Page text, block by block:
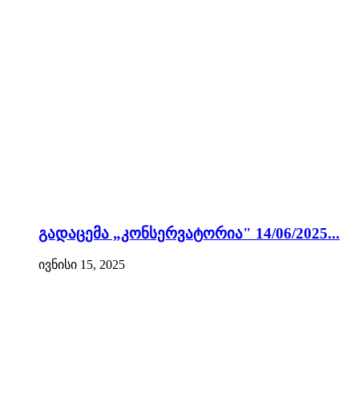
გადაცემა „კონსერვატორია" 14/06/2025...
ივნისი 15, 2025